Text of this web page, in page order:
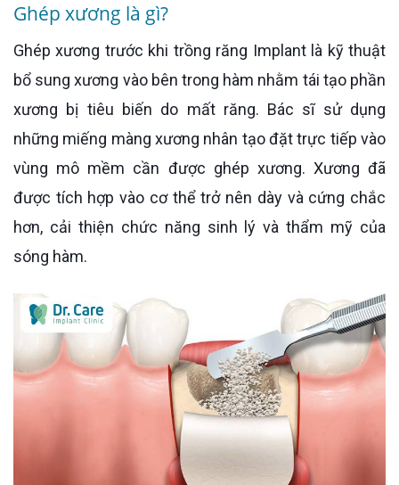
Ghép xương là gì?
Ghép xương trước khi trồng răng Implant là kỹ thuật
bổ sung xương vào bên trong hàm nhằm tái tạo phần
xương bị tiêu biến do mất răng. Bác sĩ sử dụng
những miếng màng xương nhân tạo đặt trực tiếp vào
vùng mô mềm cần được ghép xương. Xương đã
được tích hợp vào cơ thể trở nên dày và cứng chắc
hơn, cải thiện chức năng sinh lý và thẩm mỹ của
sóng hàm.